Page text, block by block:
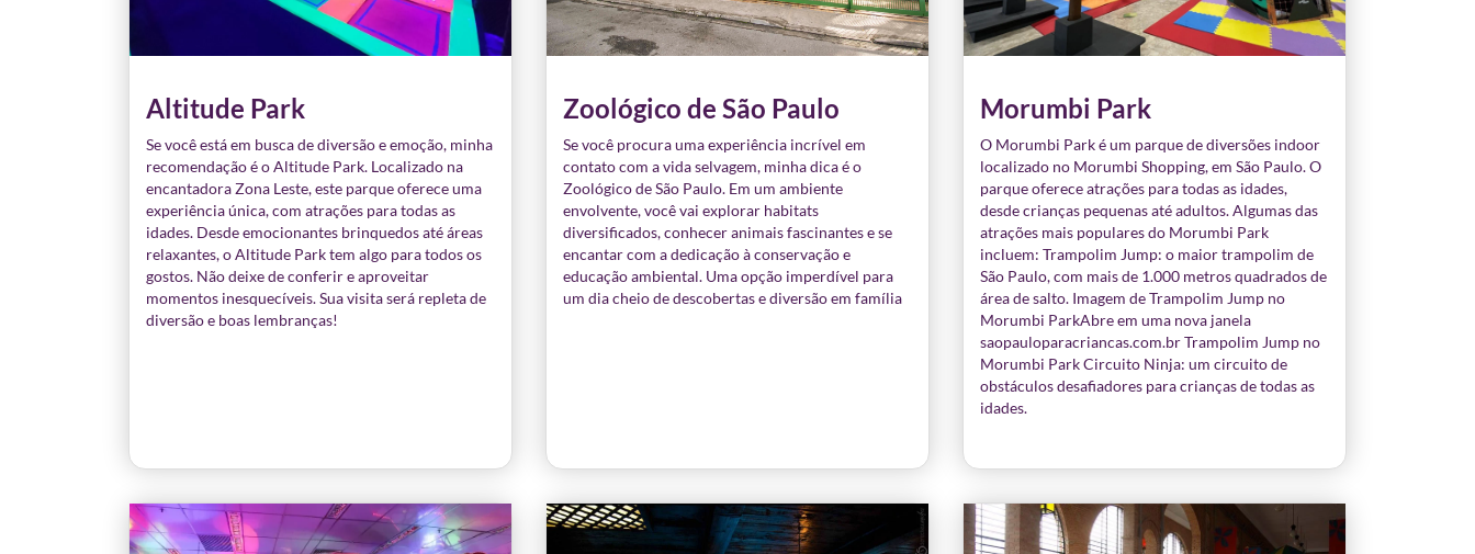
Altitude Park
Se você está em busca de diversão e emoção, minha
recomendação é o Altitude Park. Localizado na
encantadora Zona Leste, este parque oferece uma
experiência única, com atrações para todas as
idades. Desde emocionantes brinquedos até áreas
relaxantes, o Altitude Park tem algo para todos os
gostos. Não deixe de conferir e aproveitar
momentos inesquecíveis. Sua visita será repleta de
diversão e boas lembranças!
Zoológico de São Paulo
Se você procura uma experiência incrível em
contato com a vida selvagem, minha dica é o
Zoológico de São Paulo. Em um ambiente
envolvente, você vai explorar habitats
diversificados, conhecer animais fascinantes e se
encantar com a dedicação à conservação e
educação ambiental. Uma opção imperdível para
um dia cheio de descobertas e diversão em família
Morumbi Park
O Morumbi Park é um parque de diversões indoor
localizado no Morumbi Shopping, em São Paulo. O
parque oferece atrações para todas as idades,
desde crianças pequenas até adultos. Algumas das
atrações mais populares do Morumbi Park
incluem: Trampolim Jump: o maior trampolim de
São Paulo, com mais de 1.000 metros quadrados de
área de salto. Imagem de Trampolim Jump no
Morumbi ParkAbre em uma nova janela
saopauloparacriancas.com.br Trampolim Jump no
Morumbi Park Circuito Ninja: um circuito de
obstáculos desafiadores para crianças de todas as
idades.